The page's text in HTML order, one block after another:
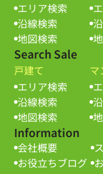
エリア検索
沿線検索
地図検索
Search Sale
戸建て
エリア検索
沿線検索
地図検索
マ
Information
会社概要
お役立ちブログ